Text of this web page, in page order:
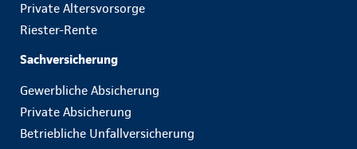
Private Altersvorsorge
Riester-Rente
Sachversicherung
Gewerbliche Absicherung
Private Absicherung
Betriebliche Unfallversicherung